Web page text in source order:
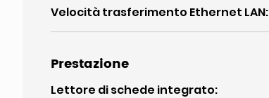
Velocità trasferimento Ethernet LAN:
Prestazione
Lettore di schede integrato: